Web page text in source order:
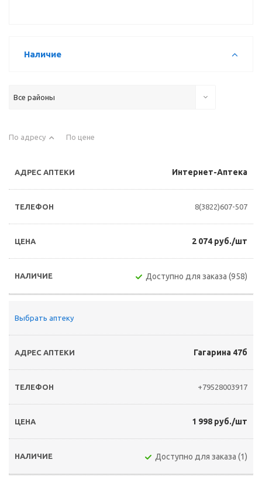
Наличие
Все районы
По адресу По цене
Интернет-Аптека
8(3822)607-507
2 074 руб./шт
Доступно для заказа (958)
Выбрать аптеку
Гагарина 47б
+79528003917
1 998 руб./шт
Доступно для заказа (1)